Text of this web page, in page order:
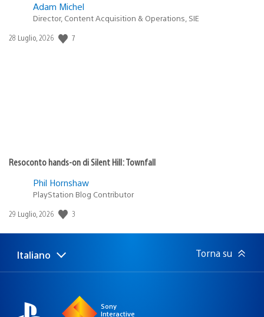
Adam Michel
Director, Content Acquisition & Operations, SIE
Data
28 Luglio, 2026 7
Resoconto hands-on di Silent Hill: Townfall
Phil Hornshaw
PlayStation Blog Contributor
Data
pubblicazione:
29 Luglio, 2026 3
Seleziona
una
Regione
attuale:
Italiano Torna su
Sony
Interactive